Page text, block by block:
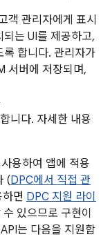
객 관리자에게 표시
는 UI를 제공하고,
합니다. 관리자가
서버에 저장되며,
니다. 자세한 내용
용하여 앱에 적용
(DPC에서 직접 관
면 DPC 지원 라이
있으므로 구현이
는 다음을 지원합